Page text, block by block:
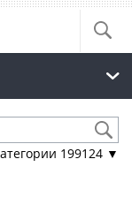
199124 ▼